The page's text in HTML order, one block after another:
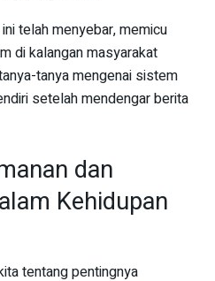
telah menyebar, memicu
di kalangan masyarakat
tanya mengenai sistem
setelah mendengar berita
dan
Kehidupan
tentang pentingnya